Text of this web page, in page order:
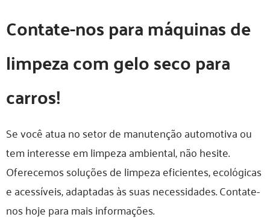
Contate-nos para máquinas de
limpeza com gelo seco para
carros!
Se você atua no setor de manutenção automotiva ou
tem interesse em limpeza ambiental, não hesite.
Oferecemos soluções de limpeza eficientes, ecológicas
e acessíveis, adaptadas às suas necessidades. Contate-
nos hoje para mais informações.